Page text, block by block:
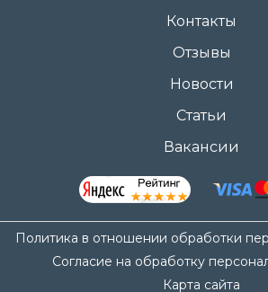
Контакты
Отзывы
Новости
Статьи
Вакансии
Политика в отношении обработки
Согласие на обработку
Карта сайта